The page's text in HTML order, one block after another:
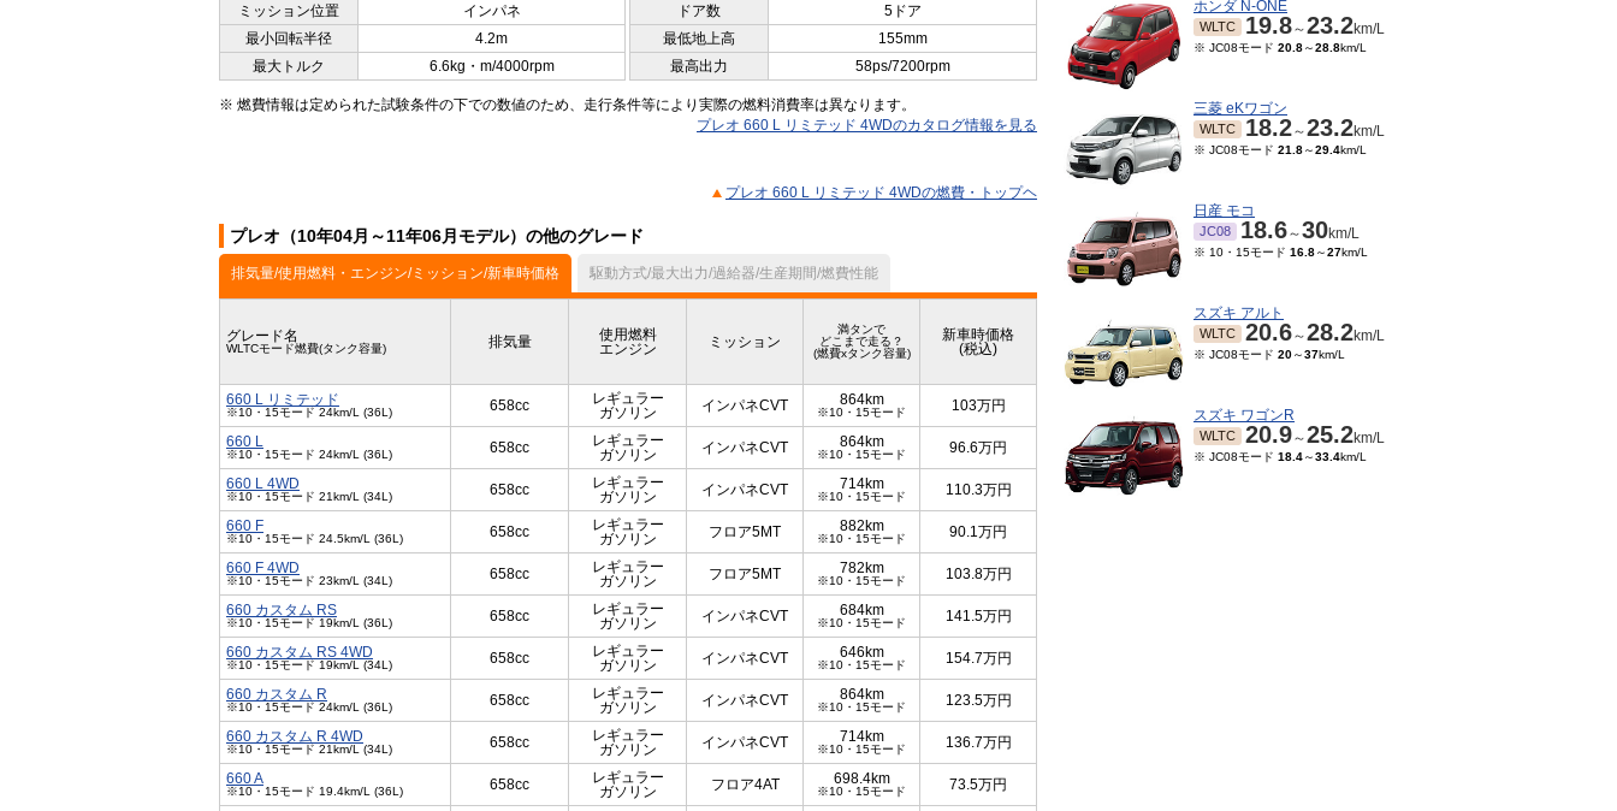
ミッション位置
インパネ ドア数
5ドア
最小回転半径
4.2m 最低地上高
155mm
最大トルク
6.6kg・m/4000rpm 最高出力 58ps/7200rpm
※ 燃費情報は定められた試験条件の下での数値のため、走行条件等により実際の燃料消費率は異なります。
プレオ 660 L リミテッド 4WDのカタログ情報を見る
プレオ 660 L リミテッド 4WDの燃費・トップヘ
プレオ（10年04月～11年06月モデル）の他のグレード
排気量/使用燃料・エンジン/ミッション/新車時価格 駆動方式/最大出力/過給器/生産期間/燃費性能
グレード名
WLTCモード燃費(タンク容量) 排気量
使用燃料
エンジン
ミッション
満タンで
どこまで走る？
(燃費xタンク容量)
新車時価格
(税込)
660 L リミテッド
※10・15モード 24km/L (36L) 658cc
レギュラー
ガソリン
インパネCVT 864km
※10・15モード 103万円
660 L
※10・15モード 24km/L (36L) 658cc
レギュラー
ガソリン
インパネCVT 864km
※10・15モード 96.6万円
660 L 4WD
※10・15モード 21km/L (34L) 658cc
レギュラー
ガソリン
インパネCVT 714km
※10・15モード 110.3万円
660 F
※10・15モード 24.5km/L (36L) 658cc
レギュラー
ガソリン
フロア5MT 882km
※10・15モード 90.1万円
660 F 4WD
※10・15モード 23km/L (34L) 658cc
レギュラー
ガソリン
フロア5MT 782km
※10・15モード 103.8万円
660 カスタム RS
※10・15モード 19km/L (36L) 658cc
レギュラー
ガソリン
インパネCVT 684km
※10・15モード 141.5万円
660 カスタム RS 4WD
※10・15モード 19km/L (34L) 658cc
レギュラー
ガソリン
インパネCVT 646km
※10・15モード 154.7万円
660 カスタム R
※10・15モード 24km/L (36L) 658cc
レギュラー
ガソリン
インパネCVT 864km
※10・15モード 123.5万円
660 カスタム R 4WD
※10・15モード 21km/L (34L) 658cc
レギュラー
ガソリン
インパネCVT 714km
※10・15モード 136.7万円
660 A
※10・15モード 19.4km/L (36L) 658cc
レギュラー
ガソリン
フロア4AT 698.4km
※10・15モード 73.5万円
ホンダ N-ONE
WLTC 19.8～23.2km/L
※ JC08モード 20.8～28.8km/L
三菱 eKワゴン
WLTC 18.2～23.2km/L
※ JC08モード 21.8～29.4km/L
日産 モコ
JC08 18.6～30km/L
※ 10・15モード 16.8～27km/L
スズキ アルト
WLTC 20.6～28.2km/L
※ JC08モード 20～37km/L
スズキ ワゴンR
WLTC 20.9～25.2km/L
※ JC08モード 18.4～33.4km/L